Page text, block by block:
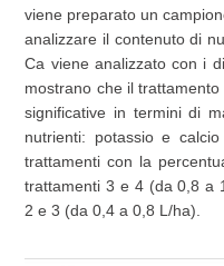
viene preparato un
analizzare il contenuto di
Ca viene analizzato con i
mostrano che il
significative in termini di
nutrienti: potassio e
trattamenti con la
trattamenti 3 e 4 (da 0,8 a
2 e 3 (da 0,4 a 0,8 L/ha).